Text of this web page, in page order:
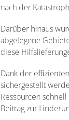
nach der
Darüber hinaus
abgelegene
diese
Dank der
sichergestellt
Ressourcen
Beitrag zur